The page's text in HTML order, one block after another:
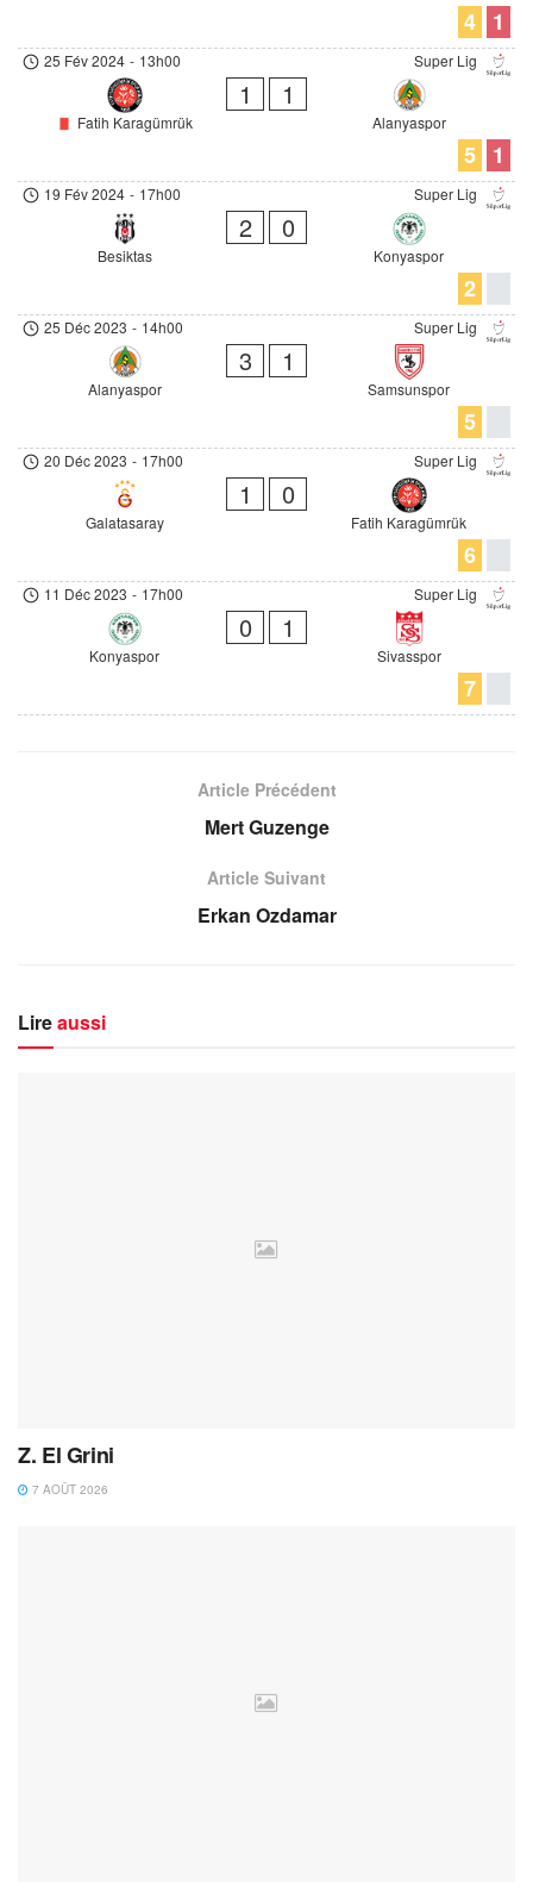
4 1
Super Lig
25 Fév 2024 - 13h00
Fatih Karagümrük
1 1
Alanyaspor
5 1
Super Lig
19 Fév 2024 - 17h00
Besiktas
2 0
Konyaspor
2
Super Lig
25 Déc 2023 - 14h00
Alanyaspor
3 1
Samsunspor
5
Super Lig
20 Déc 2023 - 17h00
Galatasaray
1 0
Fatih Karagümrük
6
Super Lig
11 Déc 2023 - 17h00
Konyaspor
0 1
Sivasspor
7
Article Précédent
Mert Guzenge
Article Suivant
Erkan Ozdamar
Lireaussi
Z. El Grini
7 AOÛT 2026